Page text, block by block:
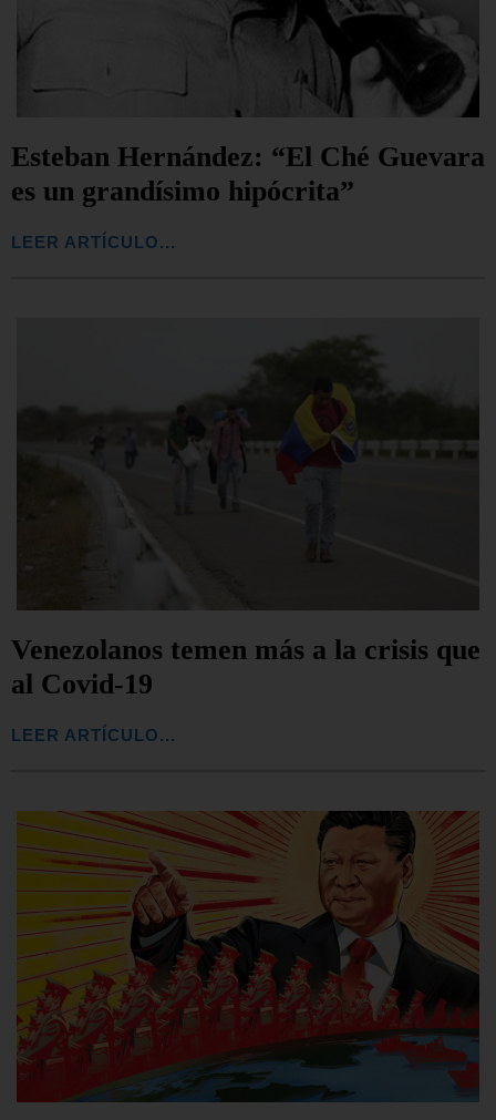
Esteban Hernández: “El Ché Guevara
es un grandísimo hipócrita”
LEER ARTÍCULO...
Venezolanos temen más a la crisis que
al Covid-19
LEER ARTÍCULO...